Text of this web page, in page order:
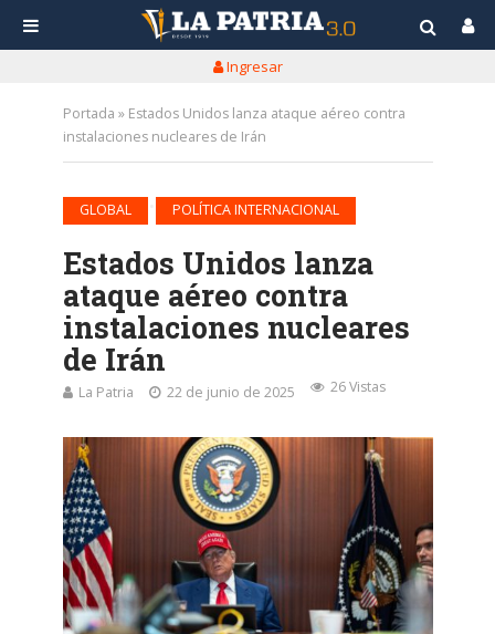
Ingresar
Portada » Estados Unidos lanza ataque aéreo contra
instalaciones nucleares de Irán
GLOBAL POLÍTICA INTERNACIONAL
Estados Unidos lanza
ataque aéreo contra
instalaciones nucleares
de Irán
La Patria 22 de junio de 2025 26 Vistas